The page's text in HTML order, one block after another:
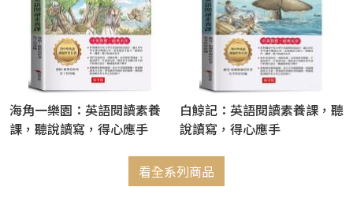
海角一樂園：英語閱讀素養
課，聽說讀寫，得心應手
白鯨記：英語閱讀素養課，聽
說讀寫，得心應手
看全系列商品